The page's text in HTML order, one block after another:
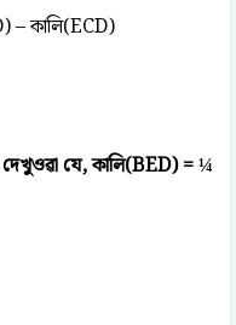
– কালি(ECD)
দেখুওৱা যে, কালি(BED) = ¼